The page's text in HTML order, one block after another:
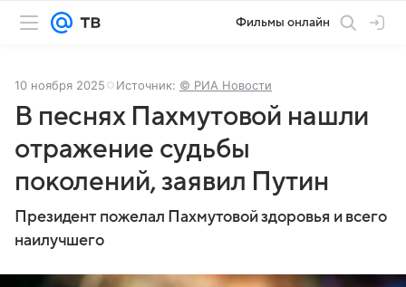
Фильмы онлайн
10 ноября 2025 Источник: © РИА Новости
В песнях Пахмутовой нашли
отражение судьбы
поколений, заявил Путин
Президент пожелал Пахмутовой здоровья и всего
наилучшего